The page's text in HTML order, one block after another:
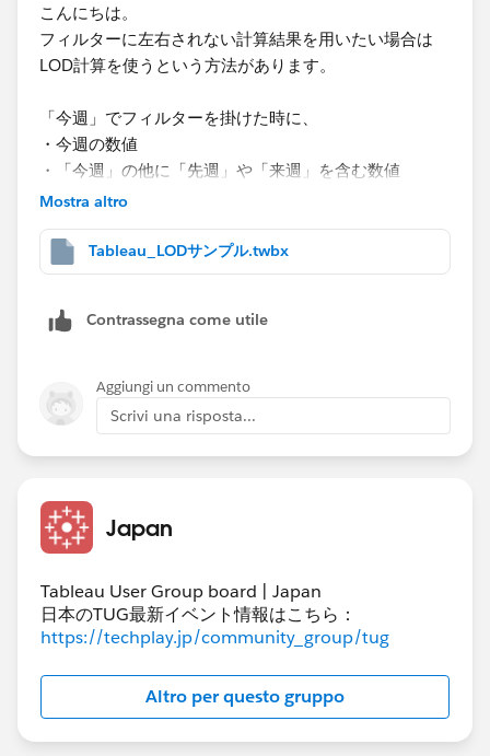
こんにちは。
フィルターに左右されない計算結果を用いたい場合は
LOD計算を使うという方法があります。
「今週」でフィルターを掛けた時に、
・今週の数値
・「今週」の他に「先週」や「来週」を含む数値
の両方を同一シート内で表現したいということかなと思
しますと、
計算フィールドを作成して「カテゴリの売上合計
す。
{FIXED [カテゴリ]:SUM([売上])}
ごく簡単なものですが、Tableauのファイルも添付させ
ていただきますのでご参照ください。
Mostra altro
Tableau_LODサンプル.twbx
Contrassegna come utile
Aggiungi un commento
Scrivi una risposta...
Japan
Tableau User Group board | Japan
日本のTUG最新イベント情報はこちら：
https://techplay.jp/community_group/tug
Altro per questo gruppo